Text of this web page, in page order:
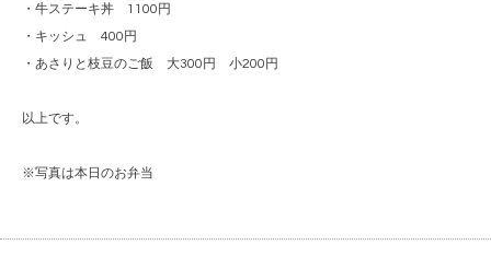
・牛ステーキ丼 1100円
・キッシュ 400円
・あさりと枝豆のご飯 大300円 小200円
以上です。
※写真は本日のお弁当